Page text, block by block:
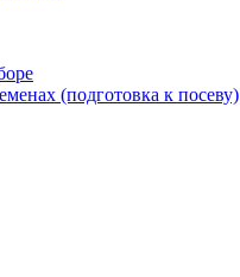
(подготовка к посеву)